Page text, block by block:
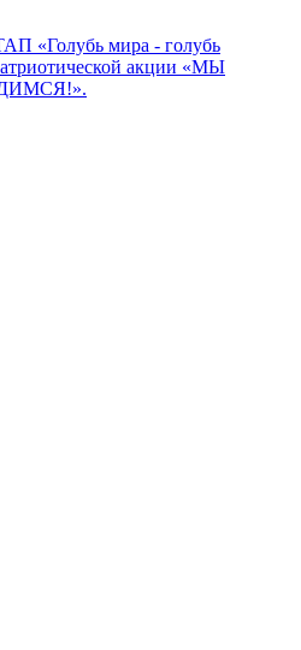
«Голубь мира - голубь
акции «МЫ